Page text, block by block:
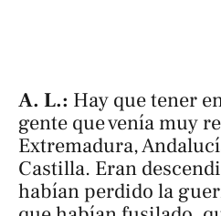
A. L.: Hay que tener
gente que venía muy
Extremadura,
Castilla. Eran
habían perdido la